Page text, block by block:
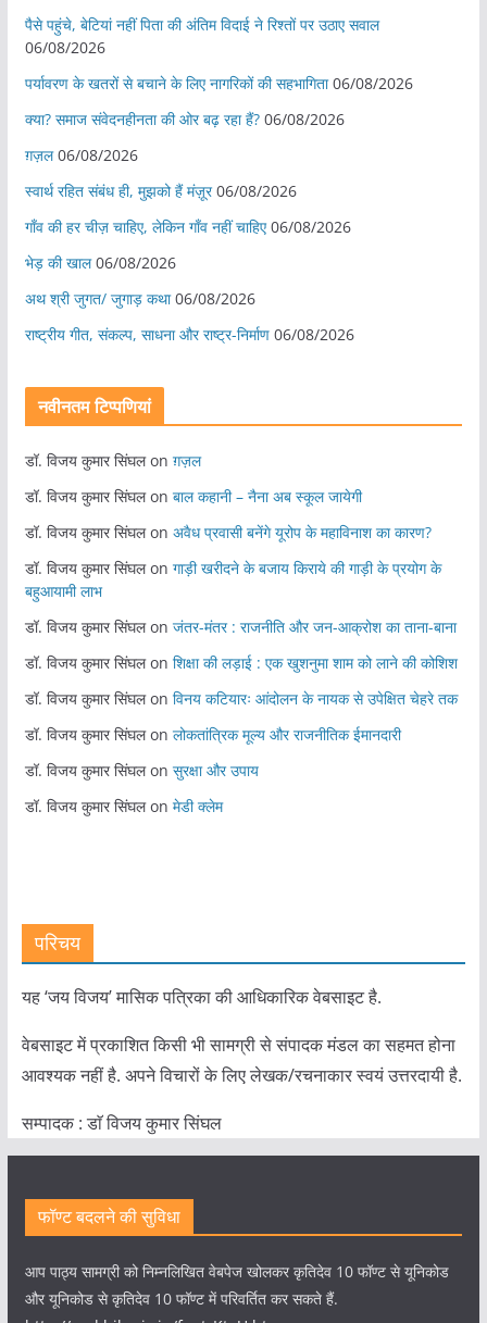
पैसे पहुंचे, बेटियां नहीं पिता की अंतिम विदाई ने रिश्तों पर उठाए सवाल
06/08/2026
पर्यावरण के खतरों से बचाने के लिए नागरिकों की सहभागिता 06/08/2026
क्या? समाज संवेदनहीनता की ओर बढ़ रहा हैं? 06/08/2026
ग़ज़ल 06/08/2026
स्वार्थ रहित संबंध ही, मुझको हैं मंज़ूर 06/08/2026
गाँव की हर चीज़ चाहिए, लेकिन गाँव नहीं चाहिए 06/08/2026
भेड़ की खाल 06/08/2026
अथ श्री जुगत/ जुगाड़ कथा 06/08/2026
राष्ट्रीय गीत, संकल्प, साधना और राष्ट्र-निर्माण 06/08/2026
नवीनतम टिप्पणियां
डॉ. विजय कुमार सिंघलon ग़ज़ल
डॉ. विजय कुमार सिंघलon बाल कहानी – नैना अब स्कूल जायेगी
डॉ. विजय कुमार सिंघलon अवैध प्रवासी बनेंगे यूरोप के महाविनाश का कारण?
डॉ. विजय कुमार सिंघलon गाड़ी खरीदने के बजाय किराये की गाड़ी के प्रयोग के
बहुआयामी लाभ
डॉ. विजय कुमार सिंघलon जंतर-मंतर : राजनीति और जन-आक्रोश का ताना-बाना
डॉ. विजय कुमार सिंघलon शिक्षा की लड़ाई : एक खुशनुमा शाम को लाने की कोशिश
डॉ. विजय कुमार सिंघलon विनय कटियारः आंदोलन के नायक से उपेक्षित चेहरे तक
डॉ. विजय कुमार सिंघलon लोकतांत्रिक मूल्य और राजनीतिक ईमानदारी
डॉ. विजय कुमार सिंघलon सुरक्षा और उपाय
डॉ. विजय कुमार सिंघलon मेडी क्लेम
परिचय
यह ‘जय विजय’ मासिक पत्रिका की आधिकारिक वेबसाइट है.
वेबसाइट में प्रकाशित किसी भी सामग्री से संपादक मंडल का सहमत होना
आवश्यक नहीं है. अपने विचारों के लिए लेखक/रचनाकार स्वयं उत्तरदायी है.
सम्पादक : डाॅ विजय कुमार सिंघल
फॉण्ट बदलने की सुविधा
आप पाठ्य सामग्री को निम्नलिखित वेबपेज खोलकर कृतिदेव 10 फॉण्ट से यूनिकोड
और यूनिकोड से कृतिदेव 10 फॉण्ट में परिवर्तित कर सकते हैं.